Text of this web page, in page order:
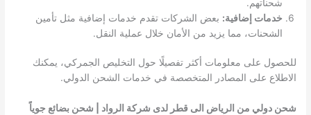
شحناتهم.
خدمات إضافية: بعض الشركات تقدم خدمات إضافية مثل تأمين
الشحنات، مما يزيد من الأمان خلال عملية النقل.
للحصول على معلومات أكثر تفصيلًا حول التخليص الجمركي، يمكنك
الاطلاع على المصادر المتخصصة في خدمات الشحن الدولي.
شحن دولي من الرياض الى قطر لدى شركة الرواد | شحن بضائع جوياً